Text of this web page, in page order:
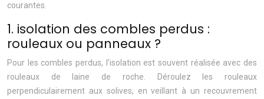
courantes.
1. isolation des combles perdus :
rouleaux ou panneaux ?
Pour les combles perdus, l’isolation est souvent réalisée avec des
rouleaux de laine de roche. Déroulez les rouleaux
perpendiculairement aux solives, en veillant à un recouvrement